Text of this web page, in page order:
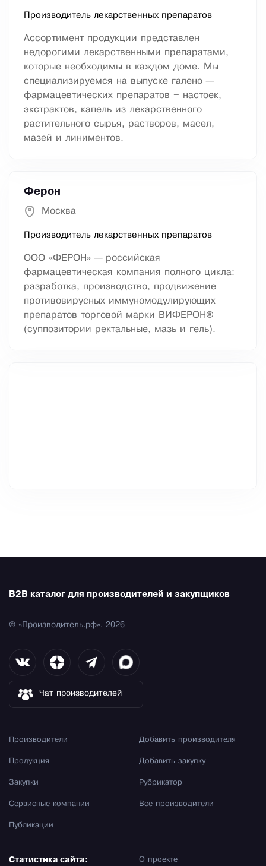
Производитель лекарственных препаратов
Ассортимент продукции представлен
недорогими лекарственными препаратами,
которые необходимы в каждом доме. Мы
специализируемся на выпуске галено —
фармацевтических препаратов – настоек,
экстрактов, капель из лекарственного
растительного сырья, растворов, масел,
мазей и линиментов.
Ферон
Москва
Производитель лекарственных препаратов
ООО «ФЕРОН» — российская
фармацевтическая компания полного цикла:
разработка, производство, продвижение
противовирусных иммуномодулирующих
препаратов торговой марки ВИФЕРОН®
(суппозитории ректальные, мазь и гель).
B2B каталог для производителей и закупщиков
© «Производитель.рф», 2026
Чат производителей
Производители
Продукция
Закупки
Сервисные компании
Публикации
Добавить производителя
Добавить закупку
Рубрикатор
Все производители
О проекте
Статистика сайта: